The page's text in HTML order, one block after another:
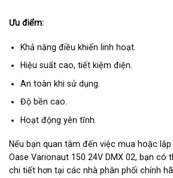
Ưu điểm:
Khả năng điều khiển linh hoạt.
Hiệu suất cao, tiết kiệm điện.
An toàn khi sử dụng.
Độ bền cao.
Hoạt động yên tĩnh.
Nếu bạn quan tâm đến việc mua hoặc
Oase Varionaut 150 24V DMX 02, bạn có
chi tiết hơn tại các nhà phân phối chính